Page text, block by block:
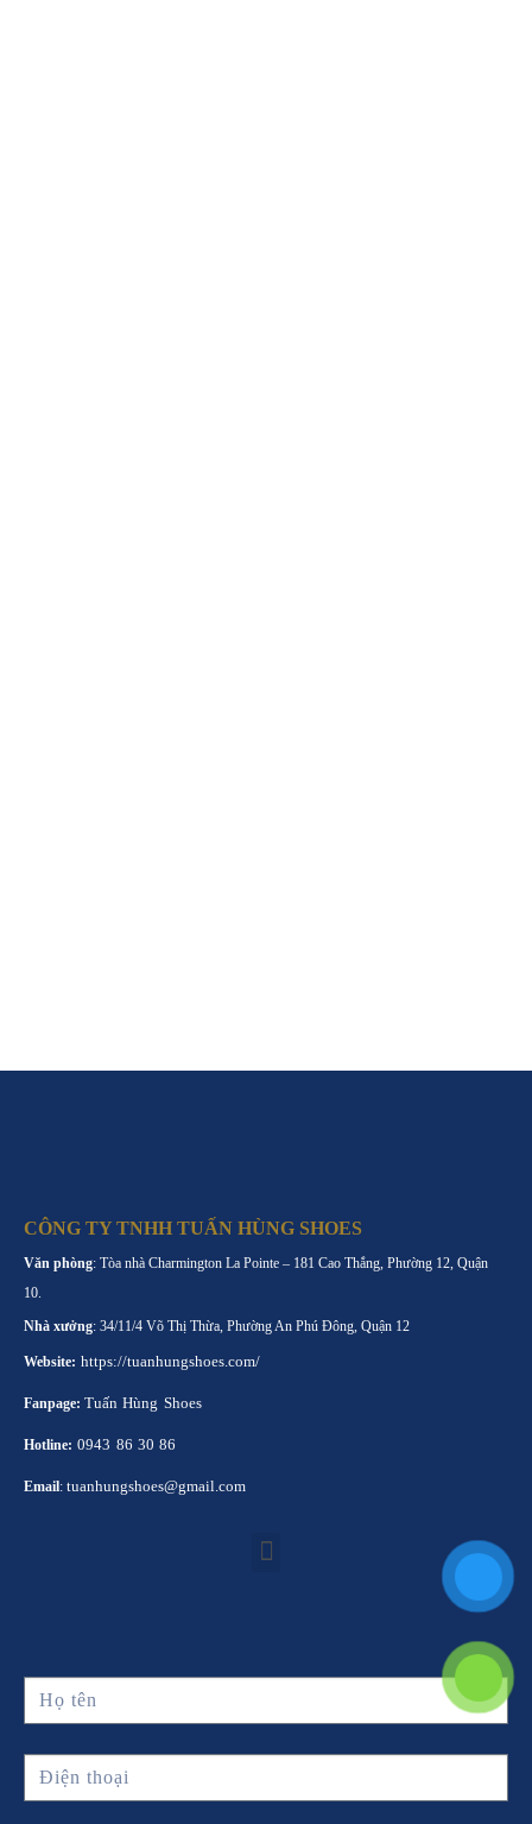
CÔNG TY TNHH TUẤN HÙNG SHOES
Văn phòng: Tòa nhà Charmington La Pointe – 181 Cao Thắng, Phường 12, Quận
10.
Nhà xưởng: 34/11/4 Võ Thị Thừa, Phường An Phú Đông, Quận 12
Website: https://tuanhungshoes.com/
Fanpage: Tuấn Hùng Shoes
Hotline: 0943 86 30 86
Email: tuanhungshoes@gmail.com